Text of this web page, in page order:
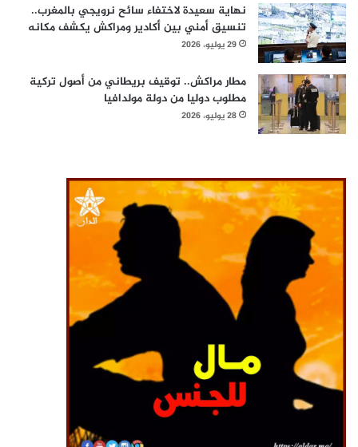
نهاية سعيدة لاختفاء سائح نرويجي بالمغرب..
تنسيق أمني بين أكادير ومراكش يكشف مكانه
29 يوليو، 2026
مطار مراكش.. توقيف بريطاني من أصول تركية
مطلوب دوليا من دولة مولدافيا
28 يوليو، 2026